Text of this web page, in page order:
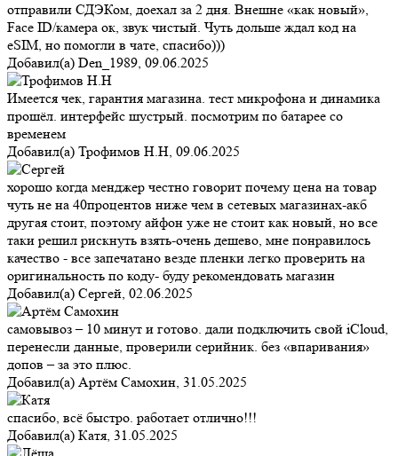
отправили СДЭКом, доехал за 2 дня. Внешне «как новый»,
Face ID/камера ок, звук чистый. Чуть дольше ждал код на
eSIM, но помогли в чате, спасибо)))
Добавил(а) Den_1989, 09.06.2025
Имеется чек, гарантия магазина. тест микрофона и динамика
прошёл. интерфейс шустрый. посмотрим по батарее со
временем
Добавил(а) Трофимов Н.Н, 09.06.2025
хорошо когда менджер честно говорит почему цена на товар
чуть не на 40процентов ниже чем в сетевых магазинах-акб
другая стоит, поэтому айфон уже не стоит как новый, но все
таки решил рискнуть взять-очень дешево, мне понравилось
качество - все запечатано везде пленки легко проверить на
оригинальность по коду- буду рекомендовать магазин
Добавил(а) Сергей, 02.06.2025
самовывоз – 10 минут и готово. дали подключить свой iCloud,
перенесли данные, проверили серийник. без «впаривания»
допов – за это плюс.
Добавил(а) Артём Самохин, 31.05.2025
спасибо, всё быстро. работает отлично!!!
Добавил(а) Катя, 31.05.2025